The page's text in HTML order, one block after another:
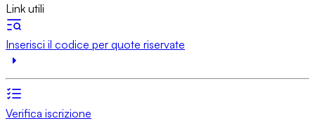
Link utili
Inserisci il codice per quote riservate
Verifica iscrizione